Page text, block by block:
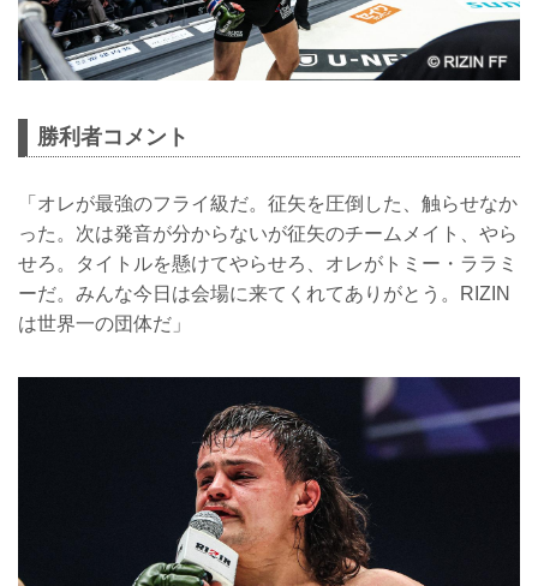
勝利者コメント
「オレが最強のフライ級だ。征矢を圧倒した、触らせなか
った。次は発音が分からないが征矢のチームメイト、やら
せろ。タイトルを懸けてやらせろ、オレがトミー・ララミ
ーだ。みんな今日は会場に来てくれてありがとう。RIZIN
は世界一の団体だ」